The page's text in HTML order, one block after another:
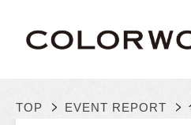
TOP > EVENT REPORT >